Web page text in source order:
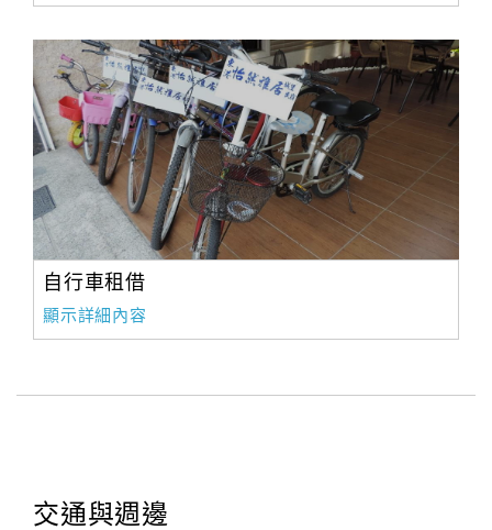
自行車租借
顯示詳細內容
交通與週邊